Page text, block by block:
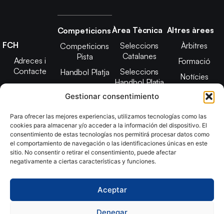
Gestionar consentimiento
Para ofrecer las mejores experiencias, utilizamos tecnologías como las
cookies para almacenar y/o acceder a la información del dispositivo. El
consentimiento de estas tecnologías nos permitirá procesar datos como
el comportamiento de navegación o las identificaciones únicas en este
sitio. No consentir o retirar el consentimiento, puede afectar
negativamente a ciertas características y funciones.
Aceptar
Denegar
FCH
Adreces i
Contacte
Junta Directiva
2025
Estatuts
Transparència
Imatge
Competicions
Competicions
Pista
Handbol Platja
Àrea Tècnica
Seleccions
Catalanes
Seleccions
Handbol Platja
Tecnificació
CATH
Promoció
Altres àrees
Àrbitres
Formació
Notícies
Adreces de
contacte
Copyright © 2024, Federació Catalana d´Handbol. Desarrollado
porTOOOLS